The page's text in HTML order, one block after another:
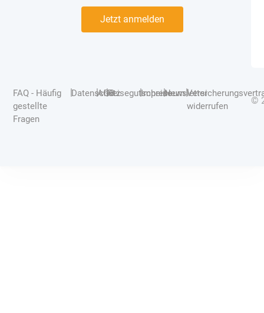
Jetzt anmelden
FAQ - Häufig
gestellte
Fragen
|Datenschutz
|AGB
|Reisegutscheine
|Impressum
|Newsletter
|
widerrufen
©